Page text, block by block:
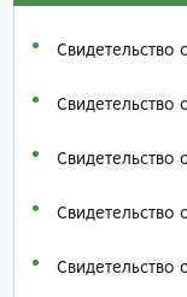
Свидетельство
Свидетельство
Свидетельство
Свидетельство